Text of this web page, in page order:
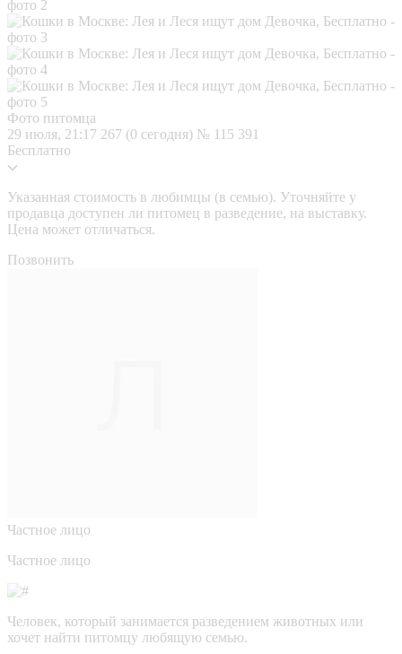
Фото питомца
29 июля, 21:17 267 (0 сегодня) № 115 391
Бесплатно
Указанная стоимость в любимцы (в семью). Уточняйте у
продавца доступен ли питомец в разведение, на выставку.
Цена может отличаться.
Позвонить
Частное лицо
Частное лицо
Человек, который занимается разведением животных или
хочет найти питомцу любящую семью.